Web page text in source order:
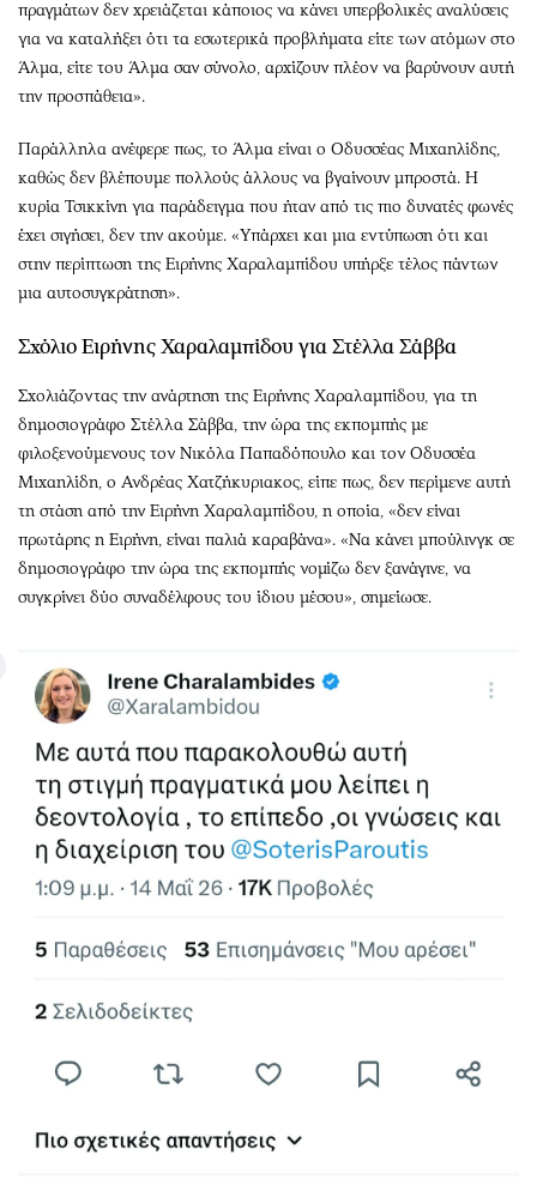
πραγμάτων δεν χρειάζεται κάποιος να κάνει υπερβολικές αναλύσεις
για να καταλήξει ότι τα εσωτερικά προβλήματα είτε των ατόμων στο
Άλμα, είτε του Άλμα σαν σύνολο, αρχίζουν πλέον να βαρύνουν αυτή
την προσπάθεια».
Παράλληλα ανέφερε πως, το Άλμα είναι ο Οδυσσέας Μιχαηλίδης,
καθώς δεν βλέπουμε πολλούς άλλους να βγαίνουν μπροστά. Η
κυρία Τσικκίνη για παράδειγμα που ήταν από τις πιο δυνατές φωνές
έχει σιγήσει, δεν την ακούμε. «Υπάρχει και μια εντύπωση ότι και
στην περίπτωση της Ειρήνης Χαραλαμπίδου υπήρξε τέλος πάντων
μια αυτοσυγκράτηση».
Σχόλιο Ειρήνης Χαραλαμπίδου για Στέλλα Σάββα
Σχολιάζοντας την ανάρτηση της Ειρήνης Χαραλαμπίδου, για τη
δημοσιογράφο Στέλλα Σάββα, την ώρα της εκπομπής με
φιλοξενούμενους τον Νικόλα Παπαδόπουλο και τον Οδυσσέα
Μιχαηλίδη, ο Ανδρέας Χατζήκυριακος, είπε πως, δεν περίμενε αυτή
τη στάση από την Ειρήνη Χαραλαμπίδου, η οποία, «δεν είναι
πρωτάρης η Ειρήνη, είναι παλιά καραβάνα». «Να κάνει μπούλινγκ σε
δημοσιογράφο την ώρα της εκπομπής νομίζω δεν ξανάγινε, να
συγκρίνει δύο συναδέλφους του ίδιου μέσου», σημείωσε.